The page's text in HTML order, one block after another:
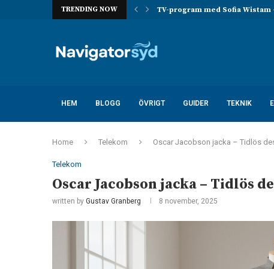
TRENDING NOW TV-program med Sofia Wistam
HEM BLOGG ÖVRIGT GUIDER TEKNIK
Home Telekom Oscar Jacobson jacka – Tidlös
Telekom
Oscar Jacobson jacka – Tidlös
written by Gustav Granberg 8 november, 2025